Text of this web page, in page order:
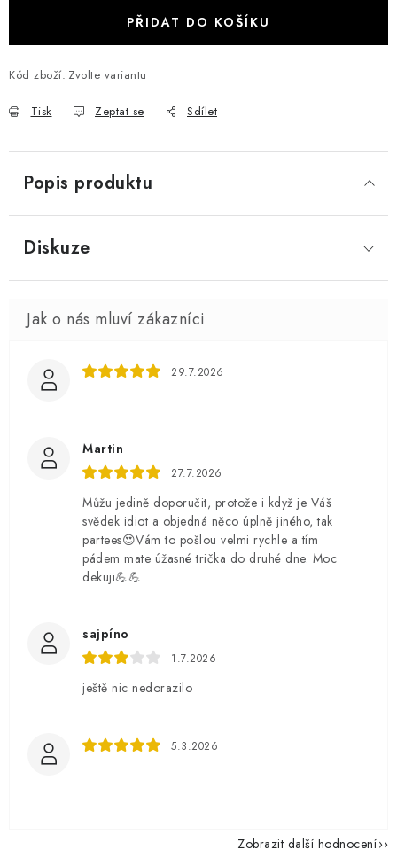
PŘIDAT DO KOŠÍKU
Kód zboží: Zvolte variantu
Tisk Zeptat se Sdílet
Popis produktu
Diskuze
29.7.2026
Martin
27.7.2026
Můžu jedině doporučit, protože i když je Váš
svědek idiot a objedná něco úplně jiného, tak
partees😍Vám to pošlou velmi rychle a tím
pádem mate úžasné trička do druhé dne. Moc
dekuji💪💪
sajpíno
1.7.2026
ještě nic nedorazilo
5.3.2026
Zobrazit další hodnocení